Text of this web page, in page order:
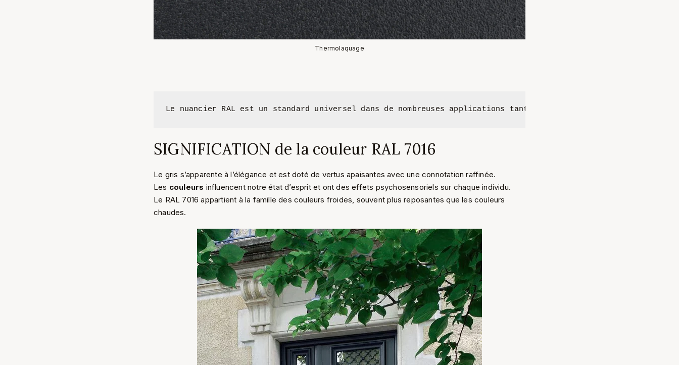
Thermolaquage
Le nuancier RAL est un standard universel dans de nombreuses applications tant dans l’industrie que dans
SIGNIFICATION de la couleur RAL 7016
Le gris s’apparente à l’élégance et est doté de vertus apaisantes avec une connotation raffinée.
Les couleurs influencent notre état d’esprit et ont des effets psychosensoriels sur chaque individu.
Le RAL 7016 appartient à la famille des couleurs froides, souvent plus reposantes que les couleurs
chaudes.